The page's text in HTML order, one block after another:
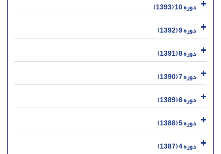
دوره 10 (1393)
دوره 9 (1392)
دوره 8 (1391)
دوره 7 (1390)
دوره 6 (1389)
دوره 5 (1388)
دوره 4 (1387)